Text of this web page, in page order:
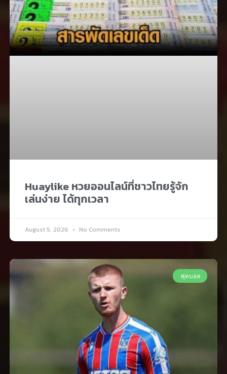
Huaylike หวยออนไลน์ที่ชาวไทยรู้จัก
เล่นง่าย ได้ทุกเวลา
August 5, 2026 No Comments
ฟุตบอล